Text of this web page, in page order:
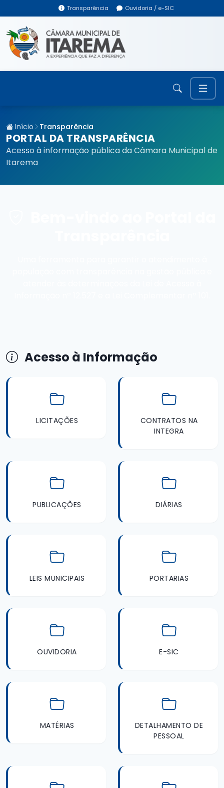
Transparência Ouvidoria / e-SIC
Início Transparência
PORTAL DA TRANSPARÊNCIA
Acesso à informação pública da Câmara Municipal de
Itarema
Acesso à Informação
LICITAÇÕES
CONTRATOS NA
INTEGRA
PUBLICAÇÕES DIÁRIAS
LEIS MUNICIPAIS PORTARIAS
OUVIDORIA E-SIC
MATÉRIAS
DETALHAMENTO DE
PESSOAL